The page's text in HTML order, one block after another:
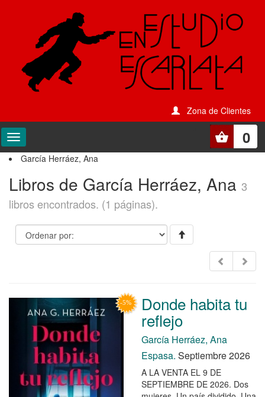
Zona de Clientes
0
García Herráez, Ana
Libros de García Herráez, Ana 3
libros encontrados. (1 páginas).
Donde habita tu
reflejo
García Herráez, Ana
Espasa. Septiembre 2026
A LA VENTA EL 9 DE
SEPTIEMBRE DE 2026. Dos